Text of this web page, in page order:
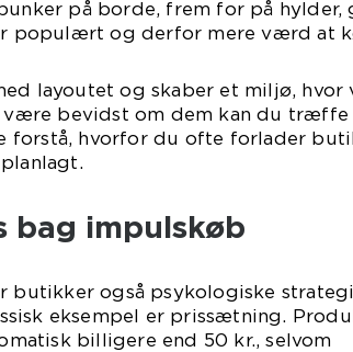
på borde, frem for på hylder,
populært og derfor mere værd at
layoutet og skaber et miljø, hvor
bevidst om dem kan du træffe
forstå, hvorfor du ofte forlader
bag impulskøb
butikker også psykologiske
eksempel er prissætning.
billigere end 50 kr., selvom